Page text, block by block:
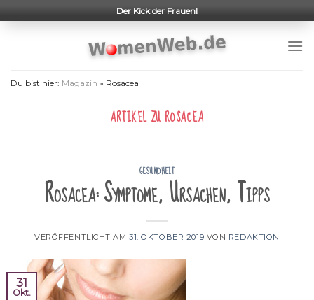
to
Der Kick der Frauen!
Du bist hier: Magazin » Rosacea
ARTIKEL ZU ROSACEA
GESUNDHEIT
Rosacea: Symptome, Ursachen, Tipps
VERÖFFENTLICHT AM31. OKTOBER 2019 VON REDAKTION
31
Okt.